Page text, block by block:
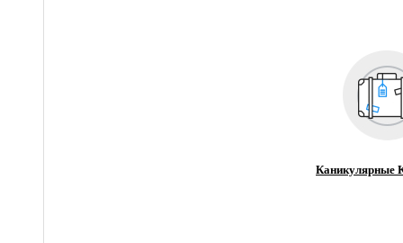
Каникулярные